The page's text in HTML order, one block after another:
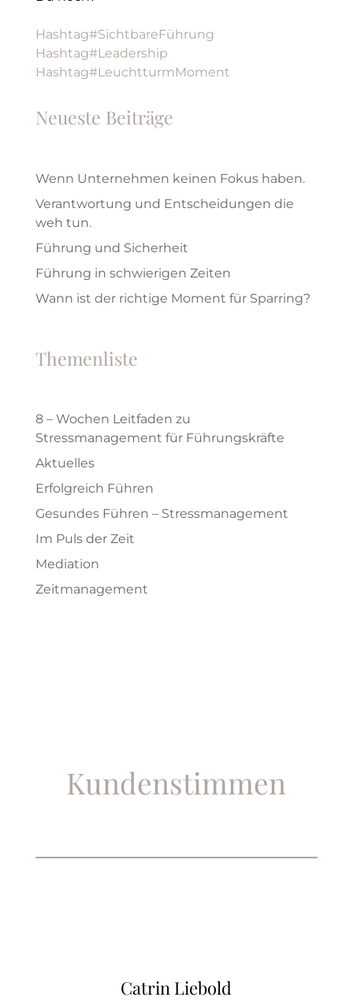
Hashtag#SichtbareFührung
Hashtag#Leadership
Hashtag#LeuchtturmMoment
Neueste Beiträge
Wenn Unternehmen keinen Fokus haben.
Verantwortung und Entscheidungen die
weh tun.
Führung und Sicherheit
Führung in schwierigen Zeiten
Wann ist der richtige Moment für Sparring?
Themenliste
8 – Wochen Leitfaden zu
Stressmanagement für Führungskräfte
Aktuelles
Erfolgreich Führen
Gesundes Führen – Stressmanagement
Im Puls der Zeit
Mediation
Zeitmanagement
Kundenstimmen
Catrin Liebold